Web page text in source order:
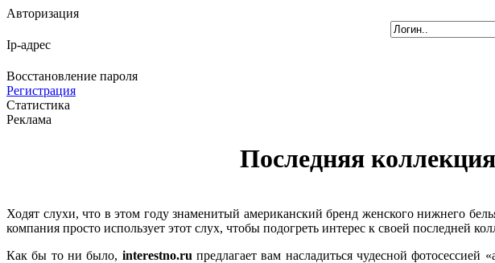
Авторизация
Ip-адрес
Восстановление пароля
Регистрация
Статистика
Реклама
Последняя
Ходят слухи, что в этом году знаменитый американский бренд женского нижнего
компания просто использует этот слух, чтобы подогреть интерес к своей последней
Как бы то ни было, interestno.ru предлагает вам насладиться чудесной